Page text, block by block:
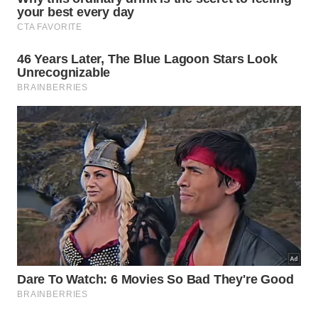
A escolha inteligente do acompanhamento certo
reconstrutora nas fibras danificadas. Apresentamos
a seguir as principais diretrizes essenciais que
detalham essa ação prática e ajudam a otimizar a
experiência com este excelente
reconstrutornatural
focadoemfortalecimento.
Junção com o ingrediente certo.
Bloqueio do aroma desagradável.
Preservação do poder proteico.
Quais são os resultados esperados
após o tratamento?
Ao adotar essa prática constante, os indivíduos
percebem uma mudança visível na resistência geral